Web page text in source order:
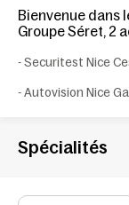
Bienvenue dans
Groupe Séret, 2
- Securitest Nice
-Autovision Nice
Spécialités